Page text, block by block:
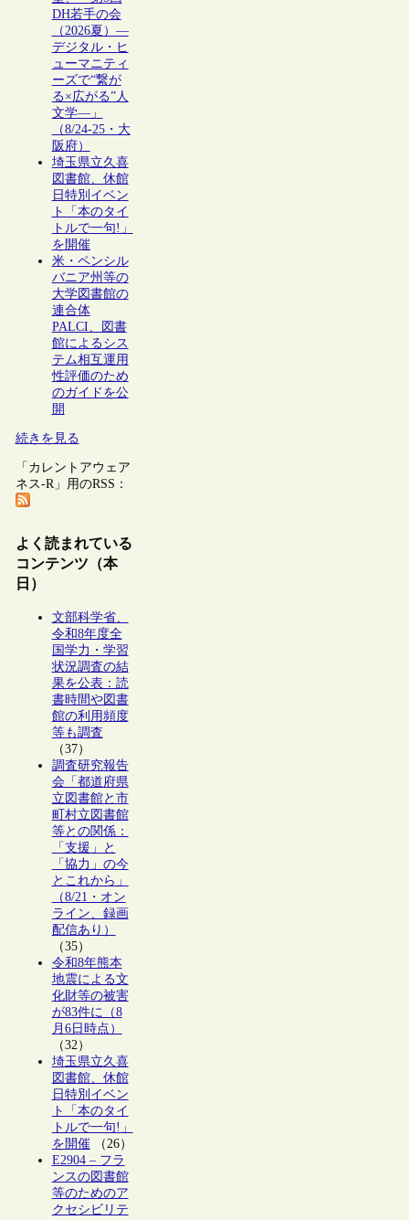
DH若手の会
（2026夏）―
デジタル・ヒ
ューマニティ
ーズで“繋が
る×広がる”人
文学―」
（8/24-25・大
阪府）
埼玉県立久喜
図書館、休館
日特別イベン
ト「本のタイ
トルで一句!」
を開催
米・ペンシル
バニア州等の
大学図書館の
連合体
PALCI、図書
館によるシス
テム相互運用
性評価のため
のガイドを公
開
続きを見る
「カレントアウェア
ネス-R」用のRSS：
よく読まれている
コンテンツ（本
日）
文部科学省、
令和8年度全
国学力・学習
状況調査の結
果を公表：読
書時間や図書
館の利用頻度
等も調査
（37）
調査研究報告
会「都道府県
立図書館と市
町村立図書館
等との関係：
「支援」と
「協力」の今
とこれから」
（8/21・オン
ライン、録画
配信あり）
（35）
令和8年熊本
地震による文
化財等の被害
が83件に（8
月6日時点）
（32）
埼玉県立久喜
図書館、休館
日特別イベン
ト「本のタイ
トルで一句!」
を開催（26）
E2904 – フラ
ンスの図書館
等のためのア
クセシビリテ